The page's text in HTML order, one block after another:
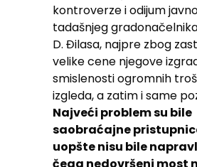
kontroverze i odijum
tadašnjeg
D. Đilasa, najpre zbog
velike cene njegove
smislenosti ogromnih
izgleda, a zatim i same
Najveći problem su bile
saobraćajne
uopšte nisu bile